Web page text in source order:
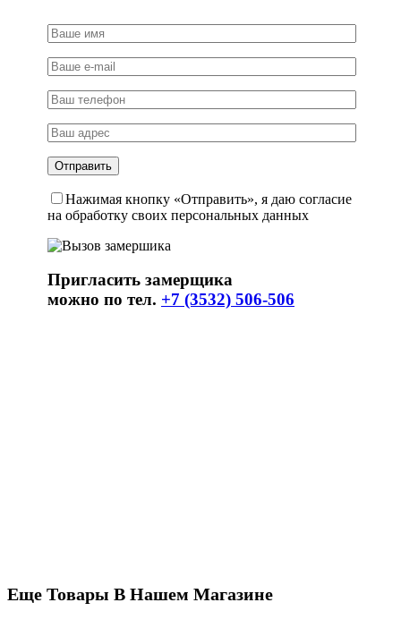
Нажимая кнопку «Отправить», я даю согласие
на обработку своих персональных данных
Пригласить замерщика
можно по тел. +7 (3532) 506-506
Еще Товары В Нашем Магазине